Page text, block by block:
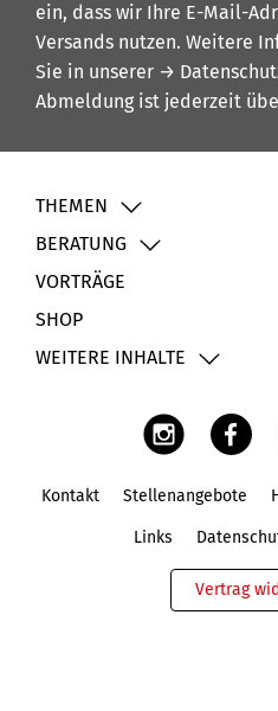
ein, dass wir Ihre E-Mail-
Versands nutzen. Weitere
Sie in unserer →
Abmeldung ist jederzeit
THEMEN
BERATUNG
VORTRÄGE
SHOP
WEITERE INHALTE
Kontakt Stellenangebote
Links
Vertrag